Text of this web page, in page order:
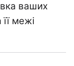
ваших
межі